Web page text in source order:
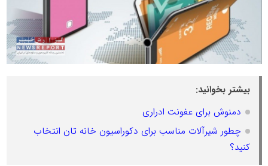
بیشتر بخوانید:
دمنوش برای عفونت ادراری
چطور شیرآلات مناسب برای دکوراسیون خانه تان انتخاب
کنید؟